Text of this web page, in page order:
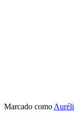
Marcado como